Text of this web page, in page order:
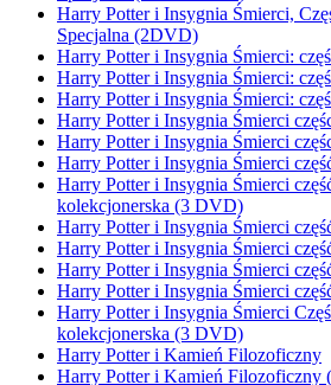
Harry Potter i Insygnia Śmierci,
Specjalna (2DVD)
Harry Potter i Insygnia Śmierci:
Harry Potter i Insygnia Śmierci:
Harry Potter i Insygnia Śmierci:
Harry Potter i Insygnia Śmierci
Harry Potter i Insygnia Śmierci
Harry Potter i Insygnia Śmierci
Harry Potter i Insygnia Śmierci
kolekcjonerska (3 DVD)
Harry Potter i Insygnia Śmierci
Harry Potter i Insygnia Śmierci
Harry Potter i Insygnia Śmierci
Harry Potter i Insygnia Śmierci
Harry Potter i Insygnia Śmierci
kolekcjonerska (3 DVD)
Harry Potter i Kamień Filozoficzny
Harry Potter i Kamień Filozoficzny